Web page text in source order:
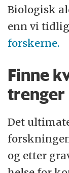
Biologisk
enn vi
forskerne.
Finne
trenger
Det
og etter